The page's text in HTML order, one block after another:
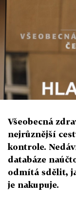
Všeobecná
nejrůznější
kontrole.
databáze
odmítá sdělit,
je nakupuje.